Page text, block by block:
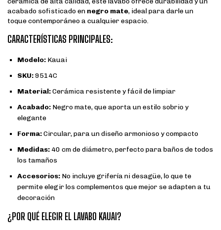
acabado sofisticado en negro mate, ideal para darle un
toque contemporáneo a cualquier espacio.
CARACTERÍSTICAS PRINCIPALES:
Modelo: Kauai
SKU:9514C
Material:Cerámica resistente y fácil de limpiar
Acabado: Negro mate, que aporta un estilo sobrio y
elegante
Forma:Circular, para un diseño armonioso y compacto
Medidas: 40 cm de diámetro, perfecto para baños de todos
los tamaños
Accesorios: No incluye grifería ni desagüe, lo que te
permite elegir los complementos que mejor se adapten a tu
decoración
¿POR QUÉ ELEGIR EL LAVABO KAUAI?